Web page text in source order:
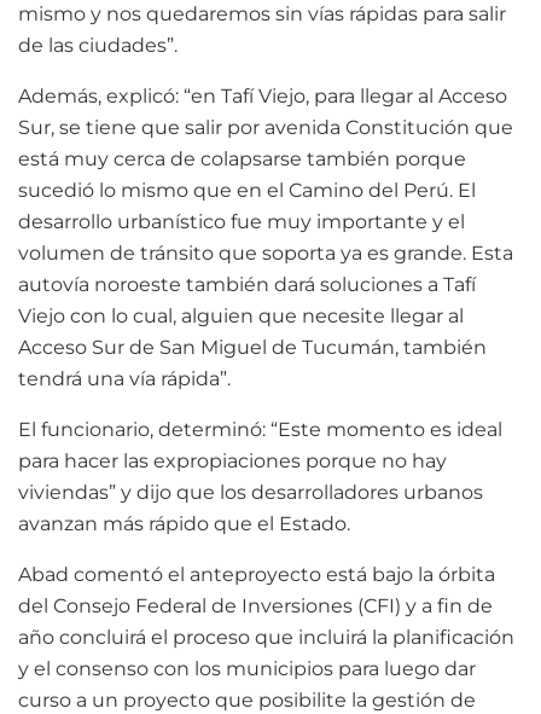
mismo y nos quedaremos sin vías rápidas para salir
de las ciudades”.
Además, explicó: “en Tafí Viejo, para llegar al Acceso
Sur, se tiene que salir por avenida Constitución que
está muy cerca de colapsarse también porque
sucedió lo mismo que en el Camino del Perú. El
desarrollo urbanístico fue muy importante y el
volumen de tránsito que soporta ya es grande. Esta
autovía noroeste también dará soluciones a Tafí
Viejo con lo cual, alguien que necesite llegar al
Acceso Sur de San Miguel de Tucumán, también
tendrá una vía rápida”.
El funcionario, determinó: “Este momento es ideal
para hacer las expropiaciones porque no hay
viviendas” y dijo que los desarrolladores urbanos
avanzan más rápido que el Estado.
Abad comentó el anteproyecto está bajo la órbita
del Consejo Federal de Inversiones (CFI) y a fin de
año concluirá el proceso que incluirá la planificación
y el consenso con los municipios para luego dar
curso a un proyecto que posibilite la gestión de